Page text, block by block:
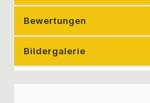
Bewertungen
Bildergalerie